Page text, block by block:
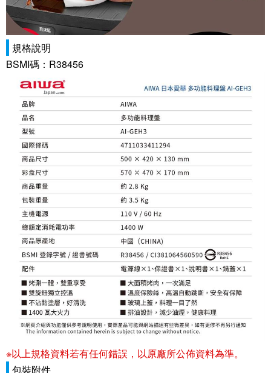
規格說明
BSMI碼：R38456
※以上規格資料若有任何錯誤，以原廠所公佈資料為準。
包裝附件